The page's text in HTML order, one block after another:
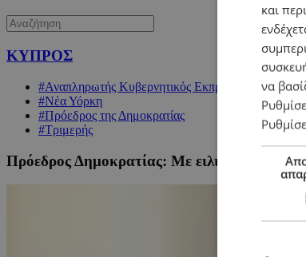
ΚΥΠΡΟΣ
#Αναπληρωτής Κυβερνητικός Εκπρόσωπος
#Νέα Υόρκη
#Πρόεδρος της Δημοκρατίας
#Τριμερής
Πρόεδρος Δημοκρατίας: Με ειλικρινή
και
να